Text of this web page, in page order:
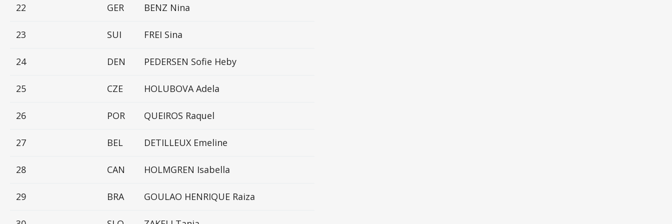
22 GER BENZ Nina
23 SUI FREI Sina
24 DEN PEDERSEN Sofie Heby
25 CZE HOLUBOVA Adela
26 POR QUEIROS Raquel
27 BEL DETILLEUX Emeline
28 CAN HOLMGREN Isabella
29 BRA GOULAO HENRIQUE Raiza